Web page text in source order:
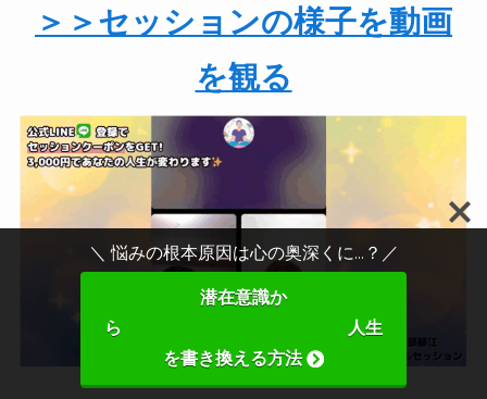
＞＞セッションの様子を動画
を観る
＼ 悩みの根本原因は心の奥深くに...？／
潜在意識か
ら 人生
を書き換える方法